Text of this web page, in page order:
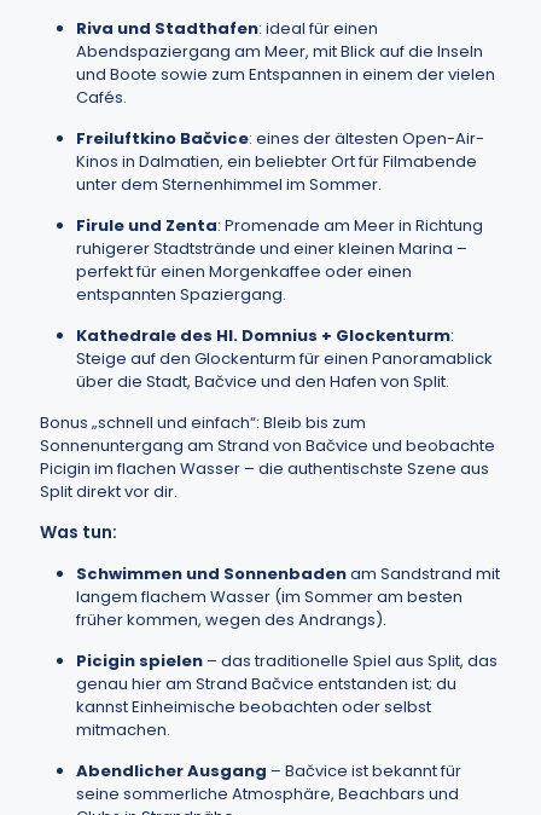
Riva und Stadthafen: ideal für einen
Abendspaziergang am Meer, mit Blick auf die Inseln
und Boote sowie zum Entspannen in einem der vielen
Cafés.
Freiluftkino Bačvice: eines der ältesten Open-Air-
Kinos in Dalmatien, ein beliebter Ort für Filmabende
unter dem Sternenhimmel im Sommer.
Firule und Zenta: Promenade am Meer in Richtung
ruhigerer Stadtstrände und einer kleinen Marina –
perfekt für einen Morgenkaffee oder einen
entspannten Spaziergang.
Kathedrale des Hl. Domnius + Glockenturm:
Steige auf den Glockenturm für einen Panoramablick
über die Stadt, Bačvice und den Hafen von Split.
Bonus „schnell und einfach“: Bleib bis zum
Sonnenuntergang am Strand von Bačvice und beobachte
Picigin im flachen Wasser – die authentischste Szene aus
Split direkt vor dir.
Was tun:
Schwimmen und Sonnenbadenam Sandstrand mit
langem flachem Wasser (im Sommer am besten
früher kommen, wegen des Andrangs).
Picigin spielen – das traditionelle Spiel aus Split, das
genau hier am Strand Bačvice entstanden ist; du
kannst Einheimische beobachten oder selbst
mitmachen.
Abendlicher Ausgang – Bačvice ist bekannt für
seine sommerliche Atmosphäre, Beachbars und